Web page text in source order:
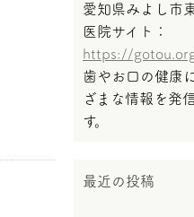
愛知県みよし市
医院サイト：
https://
歯やお口の健康
ざまな情報を発
す。
最近の投稿